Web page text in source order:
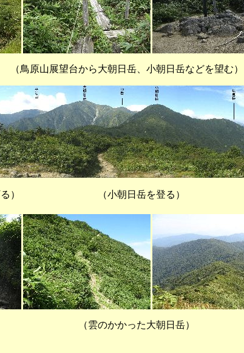
ら大朝日岳、小朝日岳などを望む）
下る） （小朝日岳を登る） （
（雲のかかった大朝日岳）